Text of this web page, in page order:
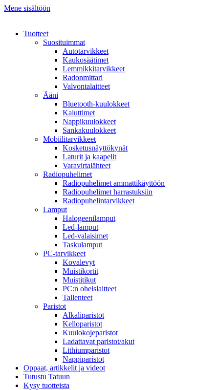
Mene sisältöön
Tuotteet
Suosituimmat
Autotarvikkeet
Kaukosäätimet
Lemmikkitarvikkeet
Radonmittari
Valvontalaitteet
Ääni
Bluetooth-kuulokkeet
Kaiuttimet
Nappikuulokkeet
Sankakuulokkeet
Mobiilitarvikkeet
Kosketusnäyttökynät
Laturit ja kaapelit
Varavirtalähteet
Radiopuhelimet
Radiopuhelimet ammattikäyttöön
Radiopuhelimet harrastuksiin
Radiopuhelintarvikkeet
Lamput
Halogeenilamput
Led-lamput
Led-valaisimet
Taskulamput
PC-tarvikkeet
Kovalevyt
Muistikortit
Muistitikut
PC:n oheislaitteet
Tallenteet
Paristot
Alkaliparistot
Kelloparistot
Kuulokojeparistot
Ladattavat paristot/akut
Lithiumparistot
Nappiparistot
Oppaat, artikkelit ja videot
Tutustu Tatuun
Kysy tuotteista